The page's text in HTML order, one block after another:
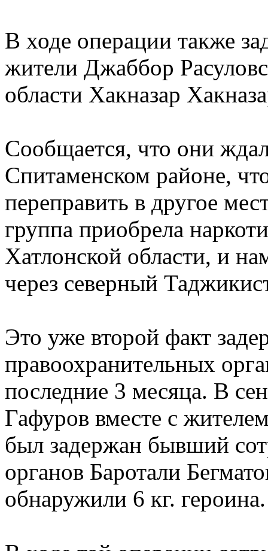
В ходе операции также
жители Джаббор
области Хакназар
Сообщается, что они
Спитаменском районе,
переправить в другое
группа приобрела
Хатлонской области, и
через северный
Это уже второй факт
правоохранительных
последние 3 месяца. В
Гафуров вместе с
был задержан бывший
органов Баротали
обнаружили 6 кг. героина.